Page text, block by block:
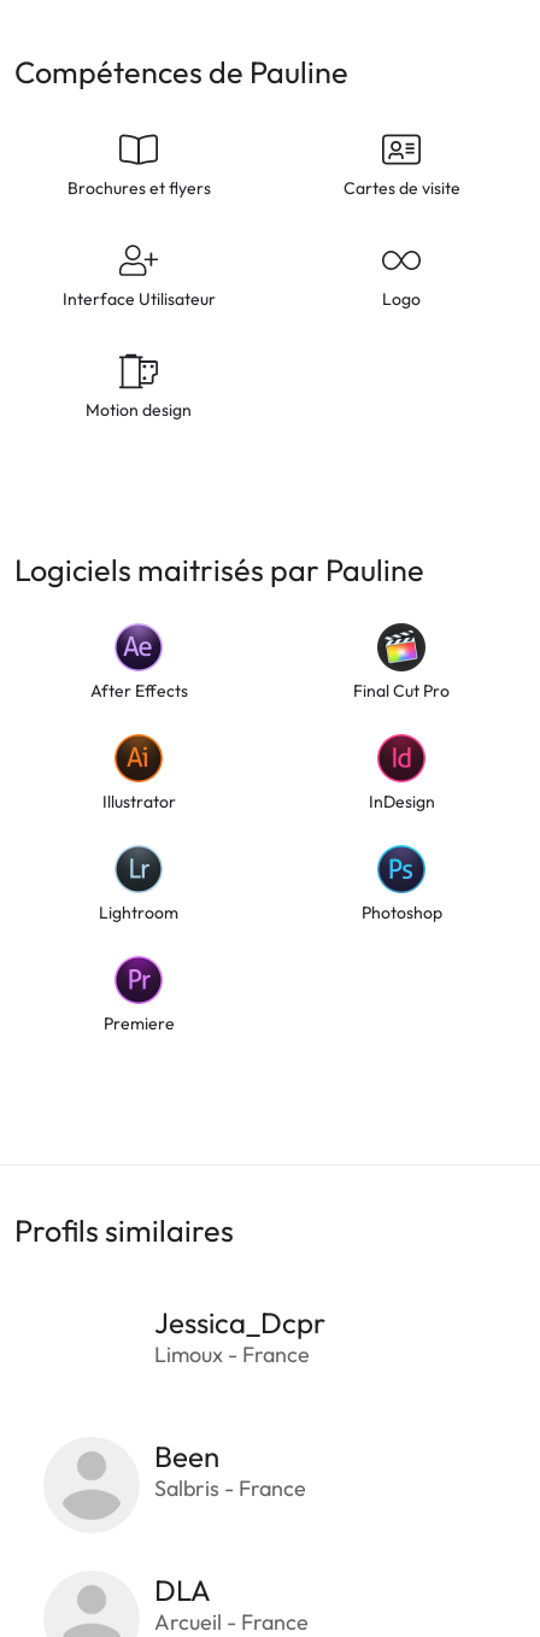
Compétences de Pauline
Brochures et flyers Cartes de visite
Interface Utilisateur Logo
Motion design
Logiciels maitrisés par Pauline
After Effects Final Cut Pro
Illustrator InDesign
Lightroom Photoshop
Premiere
Profils similaires
Jessica_Dcpr
Limoux - France
Been
Salbris - France
DLA
Arcueil - France